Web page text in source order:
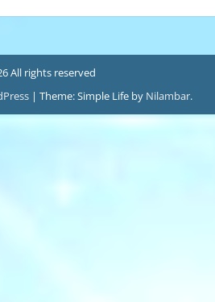
All rights reserved
| Theme: Simple Life by Nilambar.